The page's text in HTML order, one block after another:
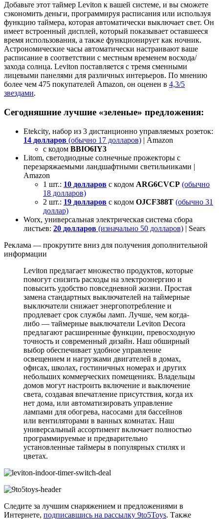
Добавьте этот таймер Leviton к вашей системе, и вы сможете
сэкономить деньги, программируя расписания или используя
функцию таймера, которая автоматически выключает свет. Он
имеет встроенный дисплей, который показывает оставшееся
время использования, а также функционирует как ночник.
Астрономические часы автоматически настраивают ваше
расписание в соответствии с местным временем восхода/
захода солнца. Leviton поставляется с тремя сменными
лицевыми панелями для различных интерьеров. По мнению
более чем 475 покупателей Amazon, он оценен в 4,3/5
звездами.
Сегодняшние лучшие «зеленые» предложения:
Etekcity, набор из 3 дистанционно управляемых розеток:
14 долларов (обычно 17 долларов) | Amazon
с кодом BBIO6IY3
Litom, светодиодные солнечные прожекторы с
перезаряжаемыми ландшафтными светильниками |
Amazon
1 шт.: 10 долларов с кодом ARG6CVCP (обычно
18 долларов)
2 шт.: 19 долларов с кодом OJCF388T (обычно 31
доллар)
Worx, универсальная электрическая система сбора
листьев: 20 долларов (изначально 50 долларов) | Sears
Реклама — прокрутите вниз для получения дополнительной
информации
Leviton предлагает множество продуктов, которые
помогут снизить расходы на электроэнергию и
повысить удобство повседневной жизни. Простая
замена стандартных выключателей на таймерные
выключатели снижает энергопотребление и
продлевает срок службы ламп. Лучше, чем когда-
либо — таймерные выключатели Leviton Decora
предлагают расширенные функции, превосходную
точность и современный дизайн. Наш обширный
выбор обеспечивает удобное управление
освещением и нагрузками двигателей в домах,
офисах, школах, гостиничных номерах и других
небольших коммерческих помещениях. Владельцы
домов могут настроить включение и выключение
света, создавая впечатление присутствия, когда их
нет дома, или автоматизировать управление
лампами для обогрева, насосами для бассейнов
или вентиляторами в ванных комнатах. Наш
универсальный ассортимент включает полностью
программируемые и предварительно
установленные таймеры в популярных стилях и
цветах.
Следите за лучшим снаряжением и предложениями в
Интернете, подписавшись на рассылку 9to5Toys. Также